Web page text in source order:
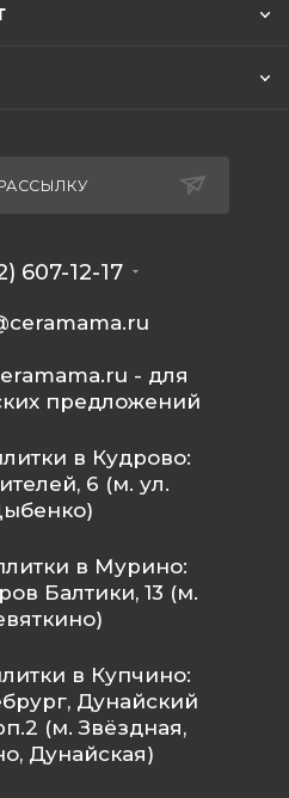
607-12-17
- для
предложений
в Кудрово:
6 (м. ул.
в Мурино:
Балтики, 13 (м.
в Купчино:
Дунайский
(м. Звёздная,
Дунайская)